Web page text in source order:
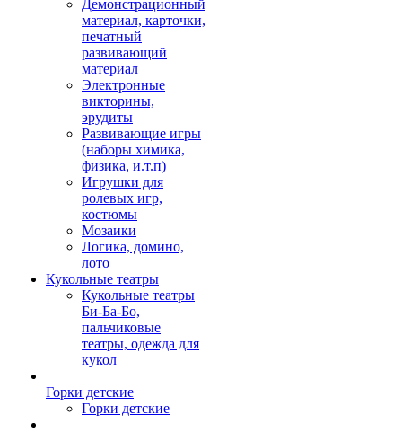
Демонстрационный
материал, карточки,
печатный
развивающий
материал
Электронные
викторины,
эрудиты
Развивающие игры
(наборы химика,
физика, и.т.п)
Игрушки для
ролевых игр,
костюмы
Мозаики
Логика, домино,
лото
Кукольные театры
Кукольные театры
Би-Ба-Бо,
пальчиковые
театры, одежда для
кукол
Горки детские
Горки детские